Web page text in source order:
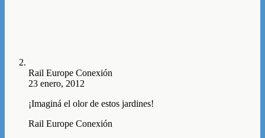
Rail Europe Conexión
23 enero, 2012
¡Imaginá el olor de estos jardines!
Rail Europe Conexión